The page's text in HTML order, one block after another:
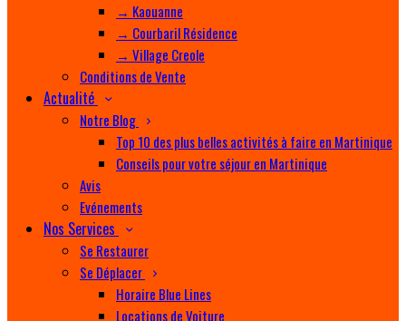
→ Kaouanne
→ Courbaril Résidence
→ Village Creole
Conditions de Vente
Actualité
Notre Blog
Top 10 des plus belles activités à faire en Martinique
Conseils pour votre séjour en Martinique
Avis
Evénements
Nos Services
Se Restaurer
Se Déplacer
Horaire Blue Lines
Locations de Voiture